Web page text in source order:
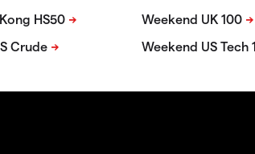
HS50
Crude
Weekend UK 100
Weekend US Tech